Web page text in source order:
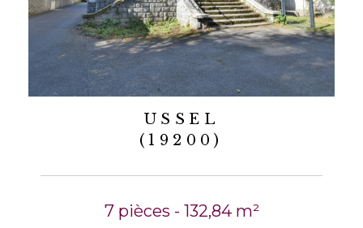
USSEL
(19200)
7 pièces - 132,84 m²